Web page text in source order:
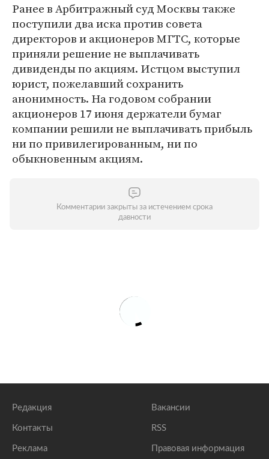
Ранее в Арбитражный суд Москвы также
поступили два иска против совета
директоров и акционеров МГТС, которые
приняли решение не выплачивать
дивиденды по акциям. Истцом выступил
юрист, пожелавший сохранить
анонимность. На годовом собрании
акционеров 17 июня держатели бумаг
компании решили не выплачивать прибыль
ни по привилегированным, ни по
обыкновенным акциям.
Комментарии закрыты за истечением срока
давности
Редакция
Контакты
Реклама
Вакансии
RSS
Правовая информация